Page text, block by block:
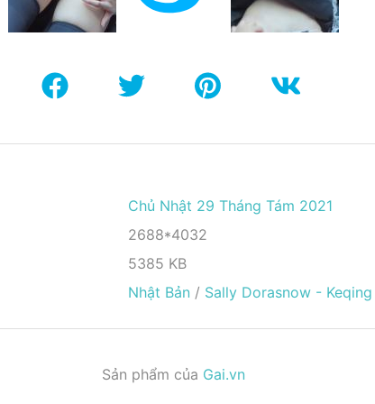
Chủ Nhật 29 Tháng Tám 2021
2688*4032
5385 KB
Nhật Bản / Sally Dorasnow -
Sản phẩm của Gai.vn